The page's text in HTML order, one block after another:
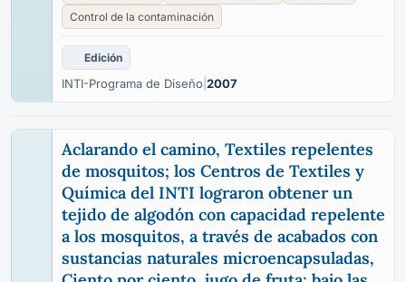
Control de la contaminación
Edición
INTI-Programa de Diseño 2007
Aclarando el camino, Textiles repelentes
de mosquitos; los Centros de Textiles y
Química del INTI lograron obtener un
tejido de algodón con capacidad repelente
a los mosquitos, a través de acabados con
sustancias naturales microencapsuladas,